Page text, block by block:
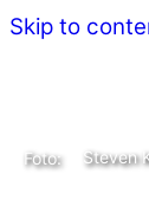
Skip to
Steven
Foto: